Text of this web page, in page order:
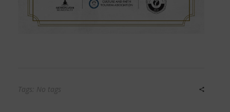
Tags: No tags